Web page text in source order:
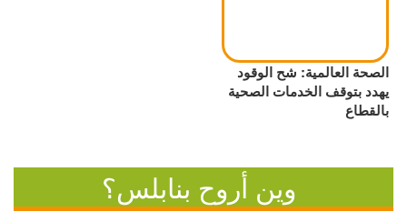
الصحة العالمية: شح الوقود
يهدد بتوقف الخدمات الصحية
بالقطاع
وين أروح بنابلس؟